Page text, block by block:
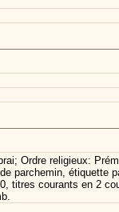
Ordre religieux:
parchemin, étiquette
titres courants en 2